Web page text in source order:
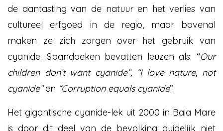
de aantasting van de natuur en het verlies van
cultureel erfgoed in de regio, maar bovenal
maken ze zich zorgen over het gebruik van
cyanide. Spandoeken bevatten leuzen als: “Our
children don’t want cyanide”, “I love nature, not
cyanide”en “Corruption equals cyanide”.
Het gigantische cyanide-lek uit 2000 in Baia Mare
is door dit deel van de bevolking duidelijk niet